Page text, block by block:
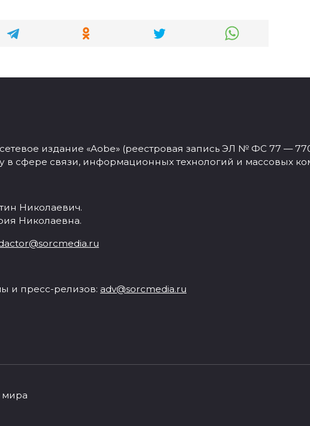
издание «Aobe» (реестровая запись ЭЛ № ФС 77 —
в сфере связи, информационных технологий и массовых
Николаевич.
Николаевна.
и пресс-релизов: adv@sorcmedia.ru
мира